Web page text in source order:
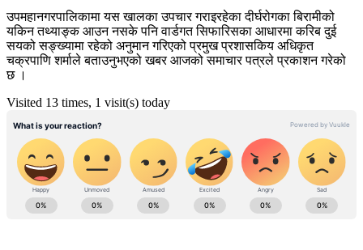
उपमहानगरपालिकामा यस खालका उपचार गराइरहेका दीर्घरोगका बिरामीको
यकिन तथ्याङ्क आउन नसके पनि वार्डगत सिफारिसका आधारमा करिब दुई
सयको सङ्ख्यामा रहेको अनुमान गरिएको प्रमुख प्रशासकिय अधिकृत
चक्रपाणि शर्माले बताउनुभएको खबर आजको समाचार पत्रले प्रकाशन गरेको
छ ।
Visited 13 times, 1 visit(s) today